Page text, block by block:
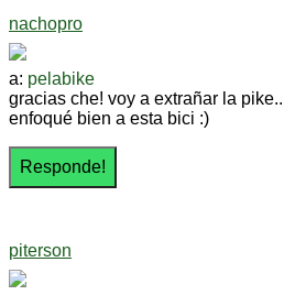
nachopro
a: pelabike
gracias che! voy a extrañar la
enfoqué bien a esta bici :)
piterson